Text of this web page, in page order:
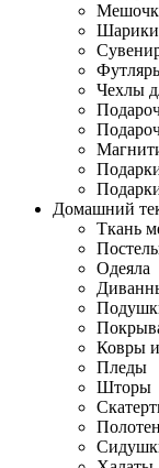
Чехлы
Домашний
Ткань
Одеяла
Ковры
Пледы
Шторы